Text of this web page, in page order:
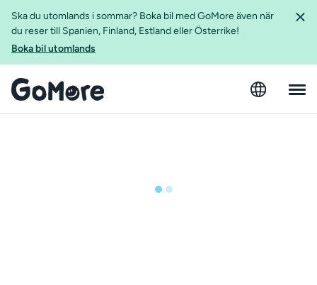
Ska du utomlands i sommar? Boka bil med GoMore även när
du reser till Spanien, Finland, Estland eller Österrike!
Boka bil utomlands